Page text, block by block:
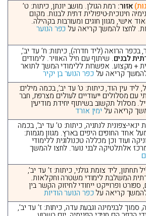
אזור: רמת הגולן. מושב יונתן, כיתות: ט’
חינוכית-טיפולית דתית לבנות. מקום
אישי, מגוון חוגים ומעורבות בקהילה.
לחצו להמשך קריאה על כפר הנוער
בכפר הרואה (ליד חדרה), כיתות: ח’ עד יב’,
לבנים. שיתוף עם חיל האוויר. לימודים
+ מקצוע. אפשרות ללימודי המשך לתואר
להמשך קריאה על כפר הנוער בן יקיר
ליד עין הוד, כיתות: ט’ עד יב’, בכמה מילים:
עם מסלולים ייעודיים לעולים מצרפת, חבר
מסלול תקשוב בשיתוף יחידת מודיעין
קריאה על ימין אורד
ינאי-צפונית לנתניה, כיתות: ט’ עד יב’, בכמה
אחד החופים היפים בארץ. מגוון מגמות:
ועוד וכן מכללה טכנולוגית ללימודי
אלתלטיקה לבני נוער. לחצו להמשך
תחתון, ליד צומת גולני, כיתות: ז’ עד יב’,
המשלבת לימודי משטרה וחקלאות.
ופרוייקט ייחודי לחיזוק הקשר בין
להמשך קריאה עלכפר הנוער הודיות
סמוך לבנימינה וגבעת עדה, כיתות: ז’ עד יב’,